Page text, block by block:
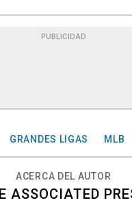
PUBLICIDAD
GRANDES LIGAS MLB
ACERCA DEL AUTOR
ASSOCIATED